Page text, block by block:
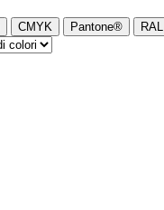
CMYK Pantone® RAL